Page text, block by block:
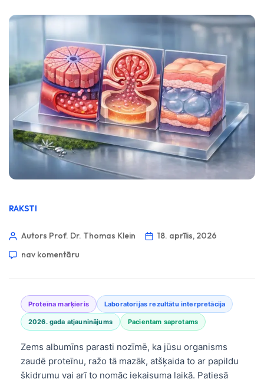
RAKSTI
Autors Prof. Dr. Thomas Klein
18. aprīlis, 2026
nav komentāru
Proteīna marķieris Laboratorijas rezultātu interpretācija
2026. gada atjauninājums Pacientam saprotams
Zems albumīns parasti nozīmē, ka jūsu organisms
zaudē proteīnu, ražo tā mazāk, atšķaida to ar papildu
šķidrumu vai arī to nomāc iekaisuma laikā. Patiesā